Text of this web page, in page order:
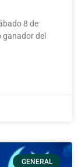
8 de
ganador del
GENERAL